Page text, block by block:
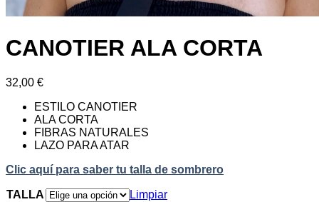
CANOTIER ALA CORTA
32,00 €
ESTILO CANOTIER
ALA CORTA
FIBRAS NATURALES
LAZO PARA ATAR
Clic aquí para saber tu talla de sombrero
TALLA
Limpiar